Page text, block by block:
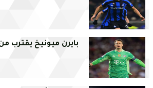
بايرن ميونيخ يقترب